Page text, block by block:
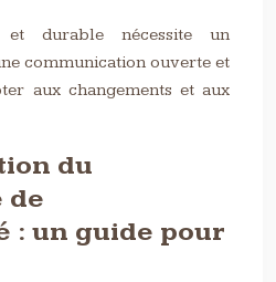
et durable nécessite un
communication ouverte et
aux changements et aux
du
de
: un guide pour